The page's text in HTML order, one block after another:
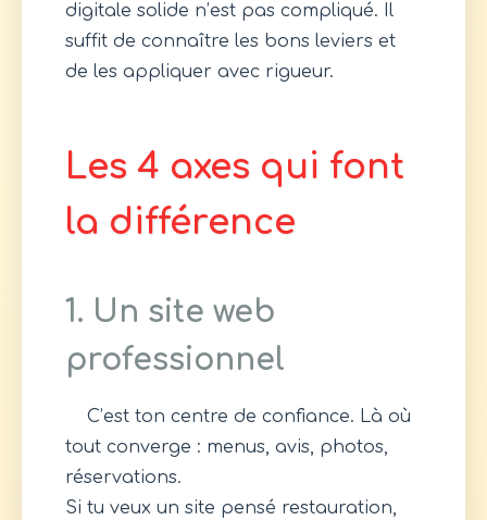
digitale solide n’est pas compliqué. Il
suffit de connaître les bons leviers et
de les appliquer avec rigueur.
Les 4 axes qui font
la différence
1. Un site web
professionnel
C’est ton centre de confiance. Là où
tout converge : menus, avis, photos,
réservations.
Si tu veux un site pensé restauration,